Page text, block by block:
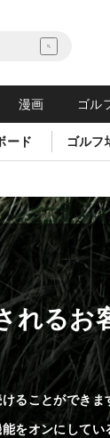
漫画 ゴル
ード ゴルフ
れるお
ることができま
をオンにして